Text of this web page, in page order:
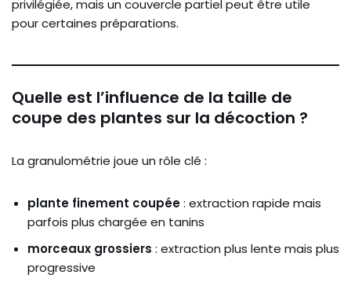
privilégiée, mais un couvercle partiel peut être utile
pour certaines préparations.
Quelle est l’influence de la taille de
coupe des plantes sur la décoction ?
La granulométrie joue un rôle clé :
plante finement coupée: extraction rapide mais
parfois plus chargée en tanins
morceaux grossiers : extraction plus lente mais plus
progressive